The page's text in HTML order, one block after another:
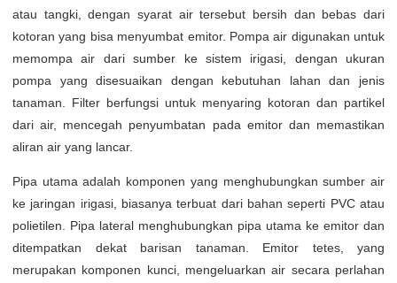
atau tangki, dengan syarat air tersebut bersih dan bebas dari
kotoran yang bisa menyumbat emitor. Pompa air digunakan untuk
memompa air dari sumber ke sistem irigasi, dengan ukuran
pompa yang disesuaikan dengan kebutuhan lahan dan jenis
tanaman. Filter berfungsi untuk menyaring kotoran dan partikel
dari air, mencegah penyumbatan pada emitor dan memastikan
aliran air yang lancar.
Pipa utama adalah komponen yang menghubungkan sumber air
ke jaringan irigasi, biasanya terbuat dari bahan seperti PVC atau
polietilen. Pipa lateral menghubungkan pipa utama ke emitor dan
ditempatkan dekat barisan tanaman. Emitor tetes, yang
merupakan komponen kunci, mengeluarkan air secara perlahan